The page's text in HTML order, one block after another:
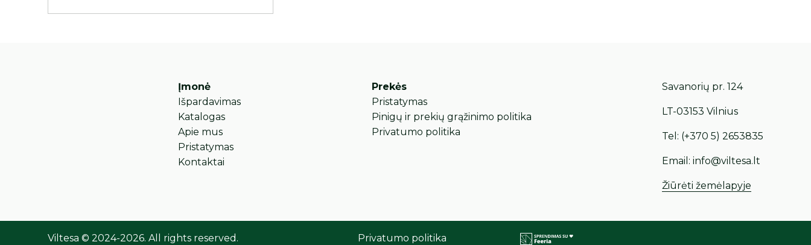
Įmonė
Išpardavimas
Katalogas
Apie mus
Pristatymas
Kontaktai
Prekės
Pristatymas
Pinigų ir prekių grąžinimo politika
Privatumo politika
Savanorių pr. 124
LT-03153 Vilnius
Tel: (+370 5) 2653835
Email: info@viltesa.lt
Žiūrėti žemėlapyje
Viltesa © 2024-2026. All rights reserved. Privatumo politika